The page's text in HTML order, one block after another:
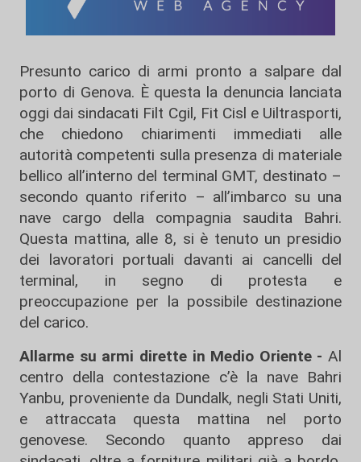
Presunto carico di armi pronto a salpare dal
porto di Genova. È questa la denuncia lanciata
oggi dai sindacati Filt Cgil, Fit Cisl e Uiltrasporti,
che chiedono chiarimenti immediati alle
autorità competenti sulla presenza di materiale
bellico all’interno del terminal GMT, destinato –
secondo quanto riferito – all’imbarco su una
nave cargo della compagnia saudita Bahri.
Questa mattina, alle 8, si è tenuto un presidio
dei lavoratori portuali davanti ai cancelli del
terminal, in segno di protesta e
preoccupazione per la possibile destinazione
del carico.
Allarme su armi dirette in Medio Oriente - Al
centro della contestazione c’è la nave Bahri
Yanbu, proveniente da Dundalk, negli Stati Uniti,
e attraccata questa mattina nel porto
genovese. Secondo quanto appreso dai